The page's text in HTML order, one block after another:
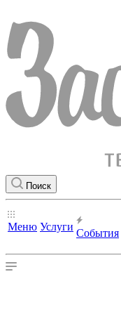
Поиск
Меню Услуги
События